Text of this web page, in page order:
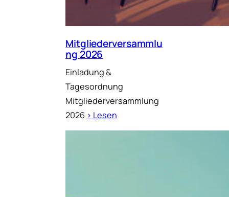
Mitgliederversammlu
ng 2026
Einladung &
Tagesordnung
Mitgliederversammlung
2026 › Lesen